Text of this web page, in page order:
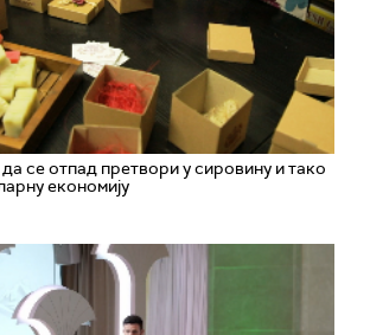
се отпад претвори у сировину и тако
економију